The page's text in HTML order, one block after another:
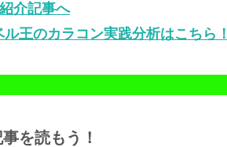
介記事へ
王のカラコン実践分析はこちら！
を読もう！